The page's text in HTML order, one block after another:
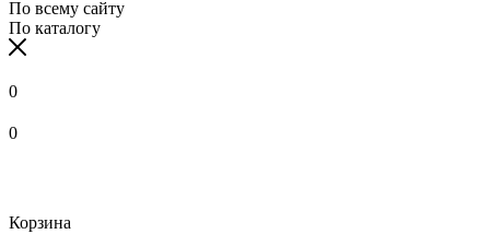
По всему сайту
По каталогу
0
0
Корзина